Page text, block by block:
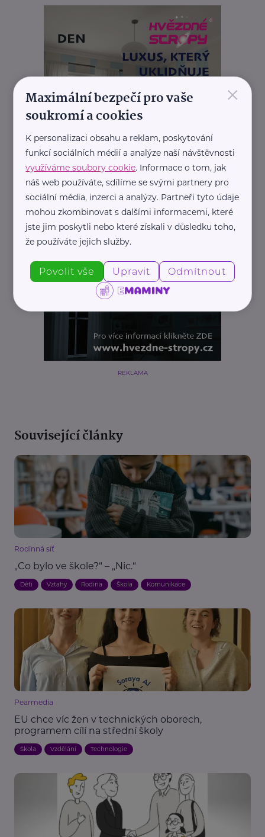
REKLAMA
Související články
Rodinná síť
„Co bylo ve škole?“ – „Nic.“
Děti Vztahy Rodina Škola Komunikace
Pearmedia
EU chce víc žen v technických oborech,
programem cílí na střední školy
Škola Vzdělání Technologie
×
Maximální bezpečí pro vaše
soukromí a cookies
K personalizaci obsahu a reklam, poskytování
funkcí sociálních médií a analýze naší návštěvnosti
využíváme soubory cookie. Informace o tom, jak
náš web používáte, sdílíme se svými partnery pro
sociální média, inzerci a analýzy. Partneři tyto údaje
mohou zkombinovat s dalšími informacemi, které
jste jim poskytli nebo které získali v důsledku toho,
že používáte jejich služby.
Povolit vše Upravit Odmítnout